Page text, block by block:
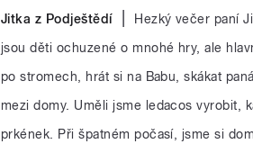
Jitka z Podještědí
Hezký večer paní
jsou děti ochuzené o mnohé hry, ale
po stromech, hrát si na Babu, skákat
mezi domy. Uměli jsme ledacos vyrobit,
prkének. Při špatném počasí, jsme si